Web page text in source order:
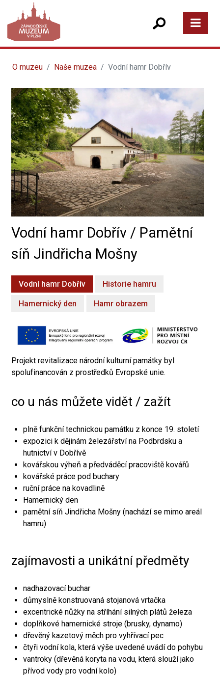
O muzeu Naše muzea Vodní hamr Dobřív
Vodní hamr Dobřív / Pamětní
síň Jindřicha Mošny
Vodní hamr Dobřív Historie hamru
Hamernický den Hamr obrazem
Projekt revitalizace národní kulturní památky byl
spolufinancován z prostředků Evropské unie.
co u nás můžete vidět / zažít
plně funkční technickou památku z konce 19. století
expozici k dějinám železářství na Podbrdsku a
hutnictví v Dobřívě
kovářskou výheň a předváděcí pracoviště kovářů
kovářské práce pod buchary
ruční práce na kovadlině
Hamernický den
pamětní síň Jindřicha Mošny (nachází se mimo areál
hamru)
zajímavosti a unikátní předměty
nadhazovací buchar
důmyslně konstruovaná stojanová vrtačka
excentrické nůžky na stříhání silných plátů železa
doplňkové hamernické stroje (brusky, dynamo)
dřevěný kazetový měch pro vyhřívací pec
čtyři vodní kola, která výše uvedené uvádí do pohybu
vantroky (dřevěná koryta na vodu, která slouží jako
přívod vody pro vodní kolo)